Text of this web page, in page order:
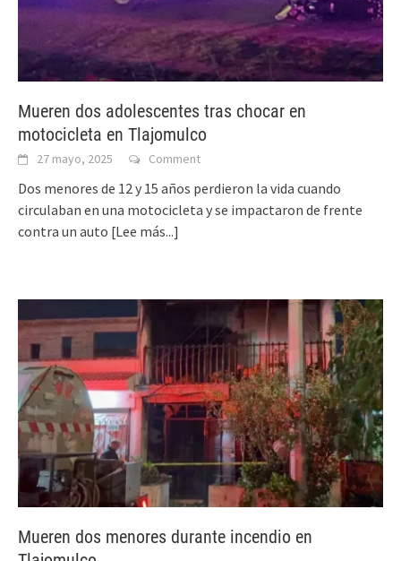
Mueren dos adolescentes tras chocar en
motocicleta en Tlajomulco
27 mayo, 2025 Comment
Dos menores de 12 y 15 años perdieron la vida cuando
circulaban en una motocicleta y se impactaron de frente
contra un auto [Lee más...]
Mueren dos menores durante incendio en